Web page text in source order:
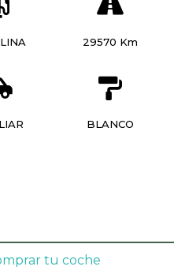
29570 Km
BLANCO
tu coche